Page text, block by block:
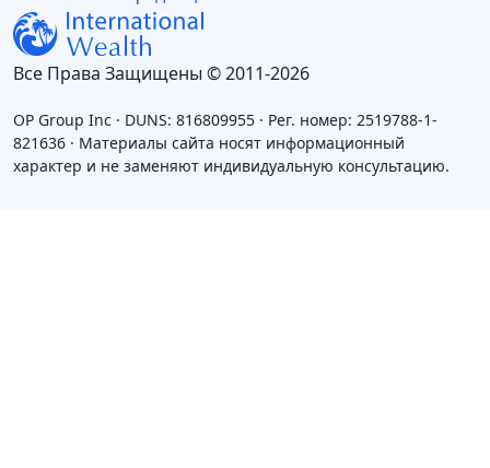
Все Права Защищены © 2011-2026
OP Group Inc · DUNS: 816809955 · Рег. номер: 2519788-1-
821636 · Материалы сайта носят информационный
характер и не заменяют индивидуальную консультацию.